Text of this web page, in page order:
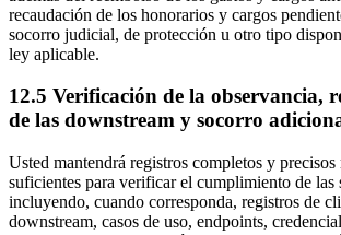
recaudación de los honorarios y cargos
socorro judicial, de protección u otro tipo
ley aplicable.
12.5 Verificación de la observancia,
de las downstream y socorro
Usted mantendrá registros completos y precisos
suficientes para verificar el cumplimiento de las
incluyendo, cuando corresponda, registros de
downstream, casos de uso, endpoints,